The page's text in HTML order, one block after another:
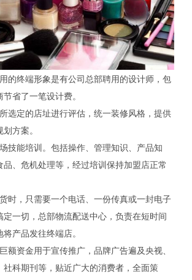
终端形象是有公司总部聘用的设计师，包
省了一笔设计费。
定的店址进行评估，统一装修风格，提供
方案。
能培训。包括操作、管理知识、产品知
品、危机处理等，经过培训保持加盟店正常
，只需要一个电话、一份传真或一封电子
定一切，总部物流配送中心，负责在短时间
产品发往终端店。
资金用于宣传推广，品牌广告遍及央视、
社科期刊等，贴近广大的消费者，全面策